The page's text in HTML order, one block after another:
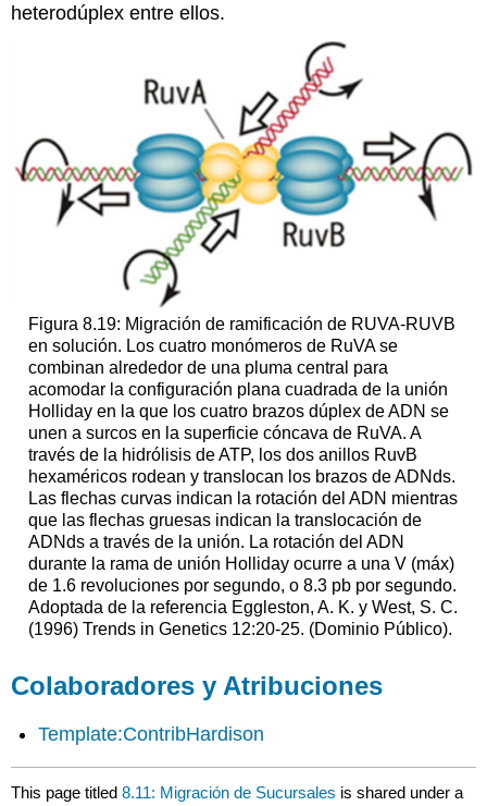
heterodúplex entre ellos.
Figura 8.19: Migración de ramificación de RUVA-RUVB
en solución. Los cuatro monómeros de RuVA se
combinan alrededor de una pluma central para
acomodar la configuración plana cuadrada de la unión
Holliday en la que los cuatro brazos dúplex de ADN se
unen a surcos en la superficie cóncava de RuVA. A
través de la hidrólisis de ATP, los dos anillos RuvB
hexaméricos rodean y translocan los brazos de ADNds.
Las flechas curvas indican la rotación del ADN mientras
que las flechas gruesas indican la translocación de
ADNds a través de la unión. La rotación del ADN
durante la rama de unión Holliday ocurre a una V (máx)
de 1.6 revoluciones por segundo, o 8.3 pb por segundo.
Adoptada de la referencia Eggleston, A. K. y West, S. C.
(1996) Trends in Genetics 12:20-25. (Dominio Público).
Colaboradores y Atribuciones
Template:ContribHardison
This page titled8.11: Migración de Sucursales is shared under a